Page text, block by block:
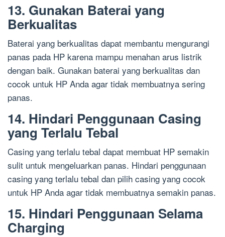
13. Gunakan Baterai yang
Berkualitas
Baterai yang berkualitas dapat membantu mengurangi
panas pada HP karena mampu menahan arus listrik
dengan baik. Gunakan baterai yang berkualitas dan
cocok untuk HP Anda agar tidak membuatnya sering
panas.
14. Hindari Penggunaan Casing
yang Terlalu Tebal
Casing yang terlalu tebal dapat membuat HP semakin
sulit untuk mengeluarkan panas. Hindari penggunaan
casing yang terlalu tebal dan pilih casing yang cocok
untuk HP Anda agar tidak membuatnya semakin panas.
15. Hindari Penggunaan Selama
Charging